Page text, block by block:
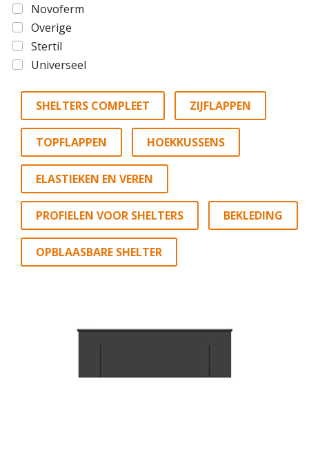
Novoferm
Overige
Stertil
Universeel
SHELTERS COMPLEET ZIJFLAPPEN
TOPFLAPPEN HOEKKUSSENS
ELASTIEKEN EN VEREN
PROFIELEN VOOR SHELTERS BEKLEDING
OPBLAASBARE SHELTER